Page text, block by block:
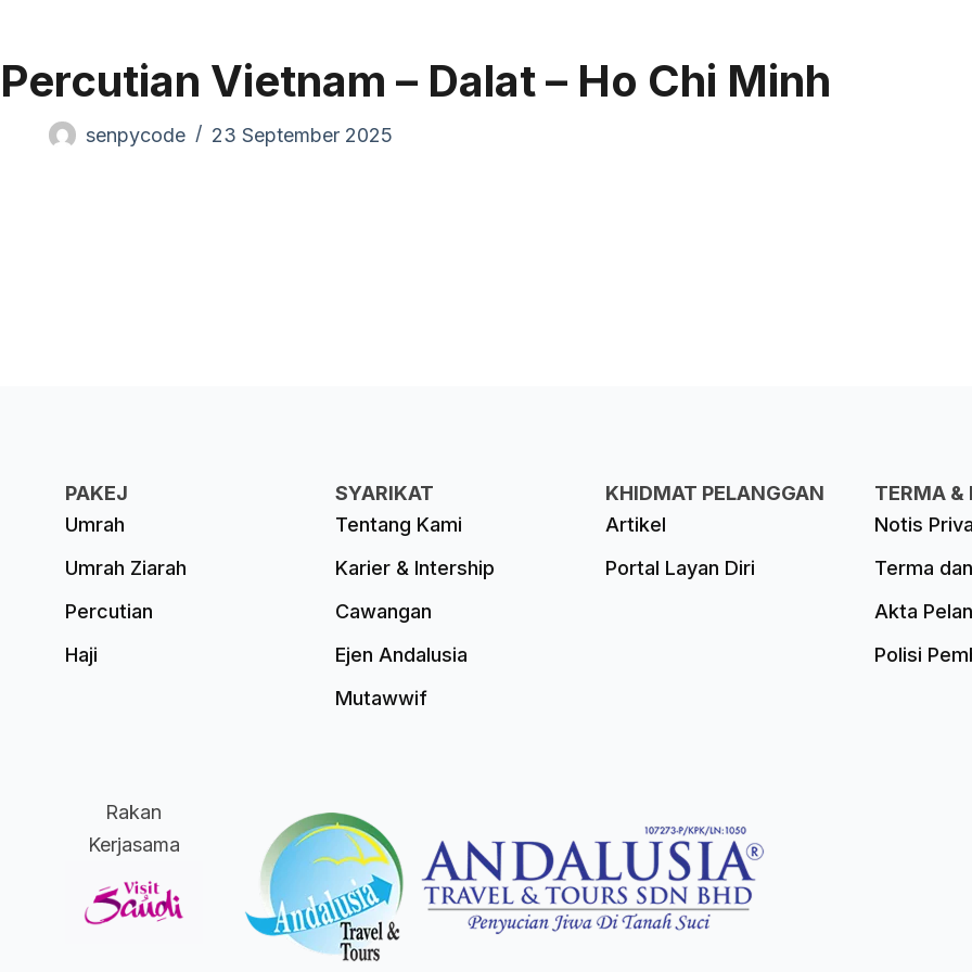
Percutian Vietnam – Dalat – Ho Chi Minh
senpycode 23 September 2025
PAKEJ
Umrah
Umrah Ziarah
Percutian
Haji
SYARIKAT
Tentang Kami
Karier & Intership
Cawangan
Ejen Andalusia
Mutawwif
KHIDMAT PELANGGAN
Artikel
Portal Layan Diri
TERMA &
Notis
Terma
Akta
Polisi
Rakan
Kerjasama